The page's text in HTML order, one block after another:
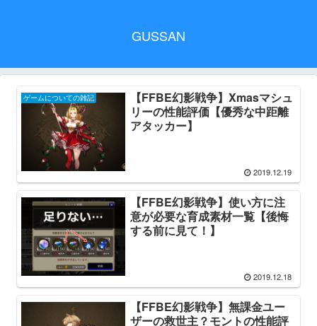
GUSSAN
ゲームについての雑記
【FFBE幻影戦争】Xmasマシュ
リーの性能評価【優秀な中距離
アタッカー】
2019.12.19
【FFBE幻影戦争】使い方に注
意が必要な育成素材一覧【後悔
する前に見て！】
2019.12.18
【FFBE幻影戦争】無課金ユー
ザーの救世主？モントの性能評